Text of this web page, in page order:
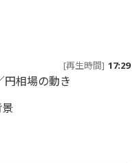
[再生時間] 17:29
相場の動き